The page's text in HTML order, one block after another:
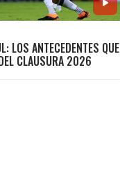
LOS ANTECEDENTES QUE
CLAUSURA 2026